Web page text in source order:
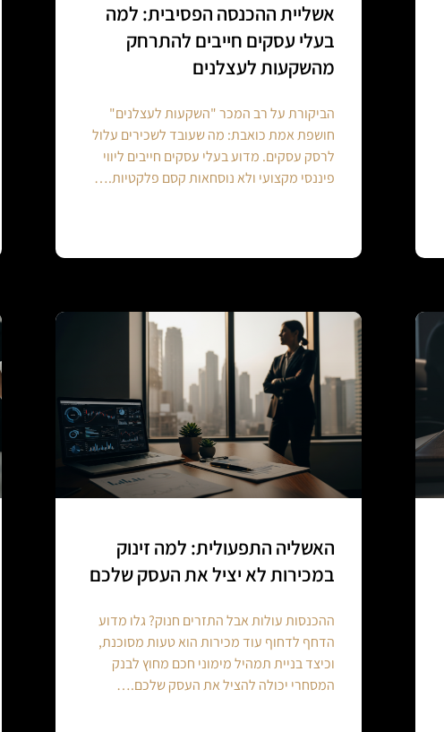
אשליית ההכנסה הפסיבית: למה
בעלי עסקים חייבים להתרחק
מהשקעות לעצלנים
הביקורת על רב המכר "השקעות לעצלנים"
חושפת אמת כואבת: מה שעובד לשכירים עלול
לרסק עסקים. מדוע בעלי עסקים חייבים ליווי
פיננסי מקצועי ולא נוסחאות קסם פלקטיות.…
האשליה התפעולית: למה זינוק
במכירות לא יציל את העסק שלכם
ההכנסות עולות אבל התזרים חנוק? גלו מדוע
הדחף לדחוף עוד מכירות הוא טעות מסוכנת,
וכיצד בניית תמהיל מימוני חכם מחוץ לבנק
המסחרי יכולה להציל את העסק שלכם.…